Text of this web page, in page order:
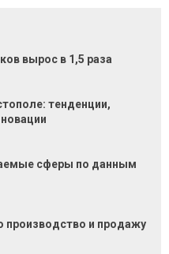
вырос в 1,5 раза
тенденции,
сферы по данным
производство и продажу